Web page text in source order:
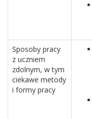
Sposoby pracy
z uczniem
zdolnym, w tym
ciekawe metody
i formy pracy